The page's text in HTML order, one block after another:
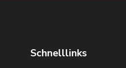
Schnelllinks